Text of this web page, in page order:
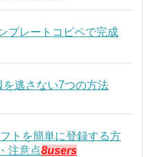
プレートコピペで完成
逃さない7つの方法
トを簡単に登録する方
注意点8users